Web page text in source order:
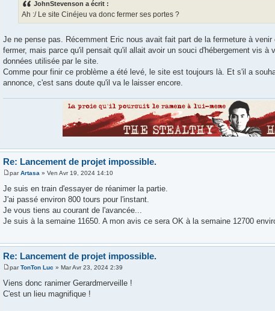
JohnStevenson a écrit :
Ah :/ Le site Cinéjeu va donc fermer ses portes ?
Je ne pense pas. Récemment Eric nous avait fait part de la fermeture à
fermer, mais parce qu'il pensait qu'il allait avoir un souci d'hébergement vis à
données utilisée par le site.
Comme pour finir ce problème a été levé, le site est toujours là. Et s'il a
annonce, c'est sans doute qu'il va le laisser encore.
Re: Lancement de projet impossible.
parArtasa » Ven Avr 19, 2024 14:10
Je suis en train d'essayer de réanimer la partie.
J'ai passé environ 800 tours pour l'instant.
Je vous tiens au courant de l'avancée...
Je suis à la semaine 11650. A mon avis ce sera OK à la semaine 12700
Re: Lancement de projet impossible.
parTonTon Luc » Mar Avr 23, 2024 2:39
Viens donc ranimer Gerardmerveille !
C'est un lieu magnifique !